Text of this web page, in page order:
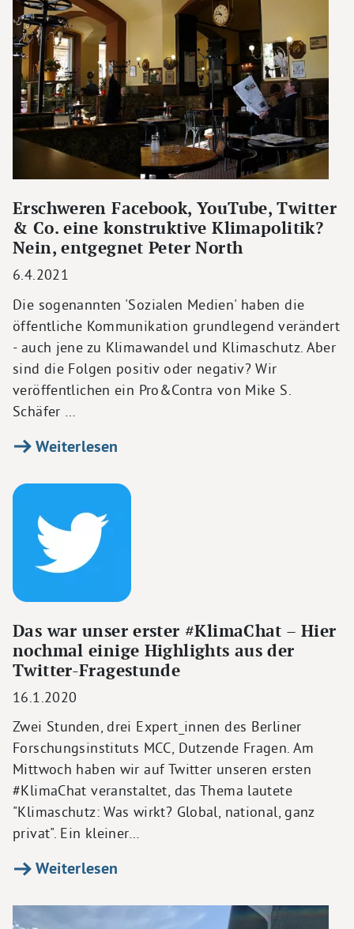
Erschweren Facebook, YouTube, Twitter
& Co. eine konstruktive Klimapolitik?
Nein, entgegnet Peter North
6.4.2021
Die sogenannten 'Sozialen Medien' haben die
öffentliche Kommunikation grundlegend verändert
- auch jene zu Klimawandel und Klimaschutz. Aber
sind die Folgen positiv oder negativ? Wir
veröffentlichen ein Pro&Contra von Mike S.
Schäfer …
Weiterlesen
Das war unser erster #KlimaChat – Hier
nochmal einige Highlights aus der
Twitter-Fragestunde
16.1.2020
Zwei Stunden, drei Expert_innen des Berliner
Forschungsinstituts MCC, Dutzende Fragen. Am
Mittwoch haben wir auf Twitter unseren ersten
#KlimaChat veranstaltet, das Thema lautete
"Klimaschutz: Was wirkt? Global, national, ganz
privat". Ein kleiner…
Weiterlesen